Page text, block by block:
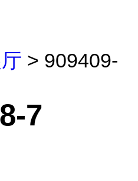
> 909409-
7